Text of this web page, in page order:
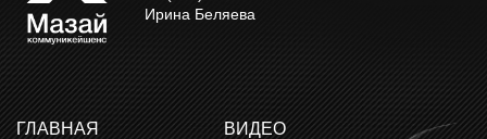
Ирина Беляева
ГЛАВНАЯ ВИДЕО